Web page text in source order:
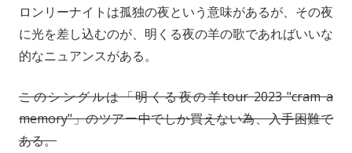
ロンリーナイトは孤独の夜という意味があるが、その夜
に光を差し込むのが、明くる夜の羊の歌であればいいな
的なニュアンスがある。
このシングルは「明くる夜の羊tour 2023 "cram a
memory"」のツアー中でしか買えない為、入手困難で
ある。